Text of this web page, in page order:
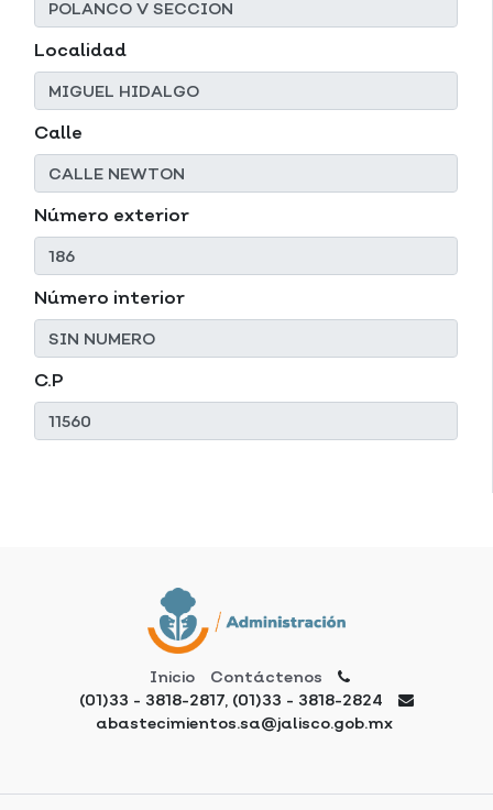
Localidad
Calle
Número exterior
Número interior
C.P
Inicio
Contáctenos
(01)33 - 3818-2817, (01)33 - 3818-2824
abastecimientos.sa@jalisco.gob.mx